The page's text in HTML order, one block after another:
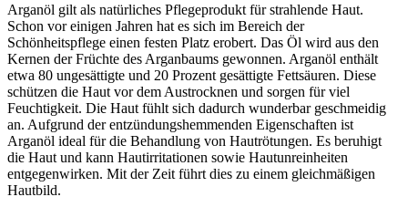
Arganöl gilt als natürliches Pflegeprodukt für strahlende Haut.
Schon vor einigen Jahren hat es sich im Bereich der
Schönheitspflege einen festen Platz erobert. Das Öl wird aus den
Kernen der Früchte des Arganbaums gewonnen. Arganöl enthält
etwa 80 ungesättigte und 20 Prozent gesättigte Fettsäuren. Diese
schützen die Haut vor dem Austrocknen und sorgen für viel
Feuchtigkeit. Die Haut fühlt sich dadurch wunderbar geschmeidig
an. Aufgrund der entzündungshemmenden Eigenschaften ist
Arganöl ideal für die Behandlung von Hautrötungen. Es beruhigt
die Haut und kann Hautirritationen sowie Hautunreinheiten
entgegenwirken. Mit der Zeit führt dies zu einem gleichmäßigen
Hautbild.